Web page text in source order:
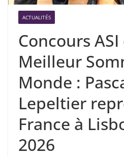
ACTUALITÉS
Concours
Meilleur
Monde :
Lepeltier
France à
2026